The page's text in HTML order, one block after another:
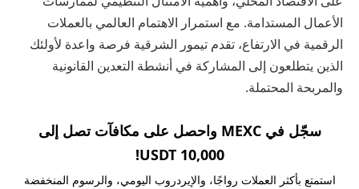
الأعمال المستدامة. مع استمرار الاهتمام العالمي بالعملات
الرقمية في الارتفاع، تقدم تيمور الشرقية فرصة واعدة لأولئك
الذين يتطلعون إلى المشاركة في أنشطة التعدين القانونية
والمربحة المحتملة.
سجّل في MEXC واحصل على مكافآت تصل إلى
10,000 USDT!
استمتع بأكثر العملات رواجًا، والإيردروب اليومي، والرسوم المنخفضة